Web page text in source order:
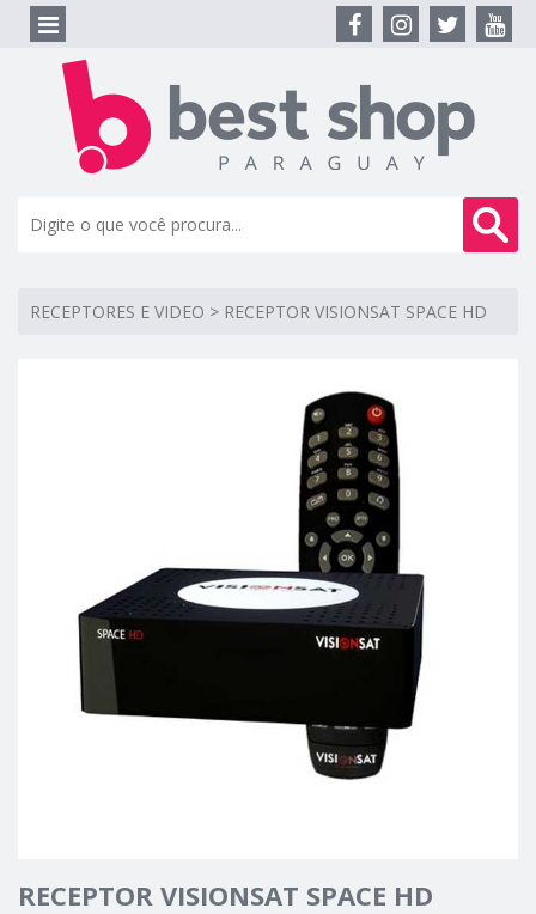
RECEPTORES E VIDEO > RECEPTOR VISIONSAT SPACE HD
RECEPTOR VISIONSAT SPACE HD